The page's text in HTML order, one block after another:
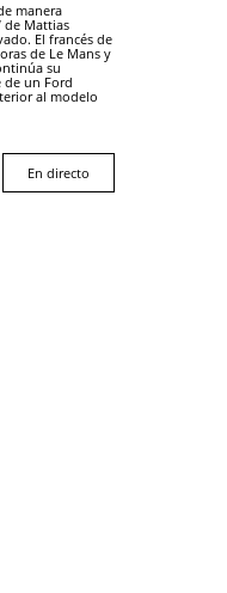
manera
de Mattias
El francés de
de Le Mans y
su
de un Ford
al modelo
En directo